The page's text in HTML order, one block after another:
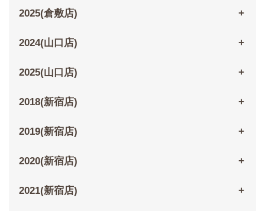
2025(倉敷店)
2024(山口店)
2025(山口店)
2018(新宿店)
2019(新宿店)
2020(新宿店)
2021(新宿店)